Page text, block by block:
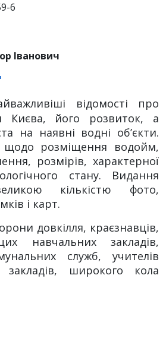
6
Іванович
відомості про
Києва, його розвиток, а
на наявні водні об’єкти.
щодо розміщення водойм,
розмірів, характерної
стану. Видання
кількістю фото,
і карт.
довкілля, краєзнавців,
навчальних закладів,
служб, учителів
закладів, широкого кола